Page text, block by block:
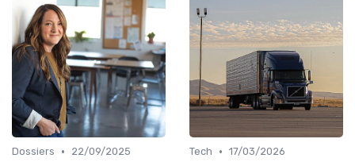
Dossiers •
22/09/2025
Tech • 17/03/2026